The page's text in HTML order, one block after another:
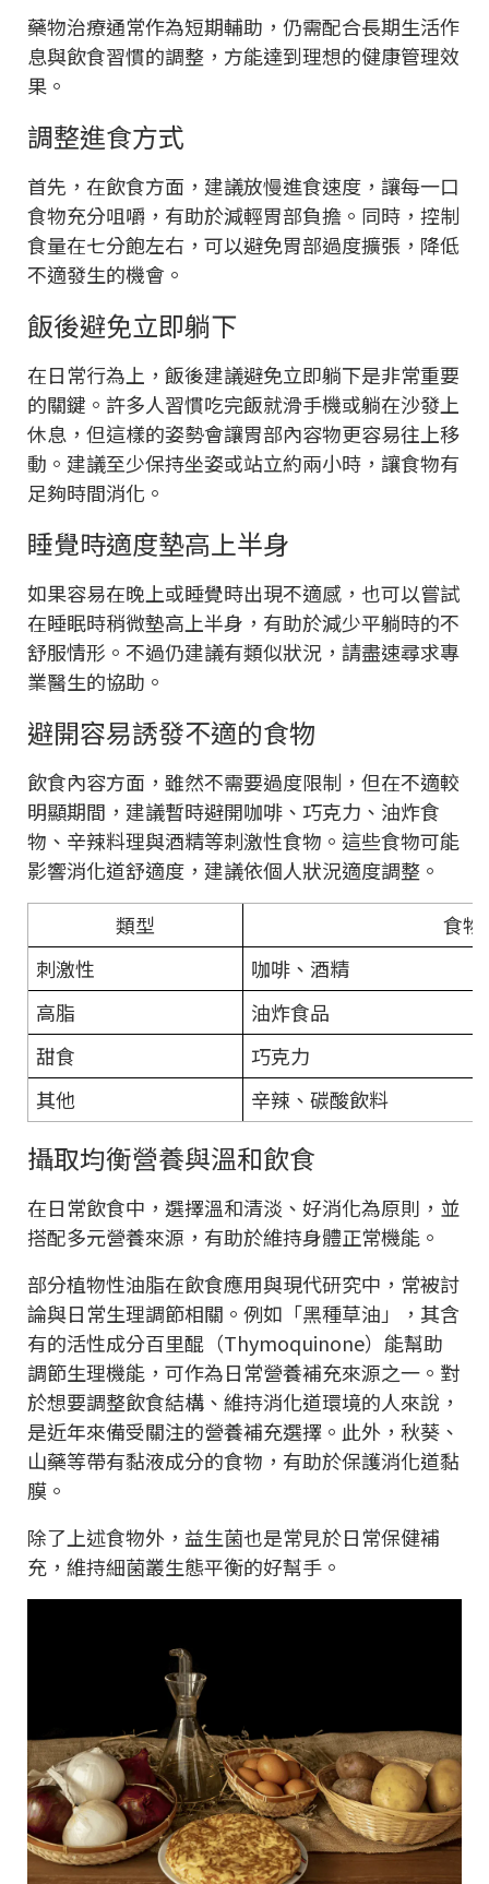
藥物治療通常作為短期輔助，仍需配合長期生活作
息與飲食習慣的調整，方能達到理想的健康管理效
果。
調整進食方式
首先，在飲食方面，建議放慢進食速度，讓每一口
食物充分咀嚼，有助於減輕胃部負擔。同時，控制
食量在七分飽左右，可以避免胃部過度擴張，降低
不適發生的機會。
飯後避免立即躺下
在日常行為上，飯後建議避免立即躺下是非常重要
的關鍵。許多人習慣吃完飯就滑手機或躺在沙發上
休息，但這樣的姿勢會讓胃部內容物更容易往上移
動。建議至少保持坐姿或站立約兩小時，讓食物有
足夠時間消化。
睡覺時適度墊高上半身
如果容易在晚上或睡覺時出現不適感，也可以嘗試
在睡眠時稍微墊高上半身，有助於減少平躺時的不
舒服情形。不過仍建議有類似狀況，請盡速尋求專
業醫生的協助。
避開容易誘發不適的食物
飲食內容方面，雖然不需要過度限制，但在不適較
明顯期間，建議暫時避開咖啡、巧克力、油炸食
物、辛辣料理與酒精等刺激性食物。這些食物可能
影響消化道舒適度，建議依個人狀況適度調整。
類型
食物
刺激性
咖啡、酒精
高脂
油炸食品
甜食
巧克力
其他
辛辣、碳酸飲料
攝取均衡營養與溫和飲食
在日常飲食中，選擇溫和清淡、好消化為原則，並
搭配多元營養來源，有助於維持身體正常機能。
部分植物性油脂在飲食應用與現代研究中，常被討
論與日常生理調節相關。例如「黑種草油」，其含
有的活性成分百里醌（Thymoquinone）能幫助
調節生理機能，可作為日常營養補充來源之一。對
於想要調整飲食結構、維持消化道環境的人來說，
是近年來備受關注的營養補充選擇。此外，秋葵、
山藥等帶有黏液成分的食物，有助於保護消化道黏
膜。
除了上述食物外，益生菌也是常見於日常保健補
充，維持細菌叢生態平衡的好幫手。